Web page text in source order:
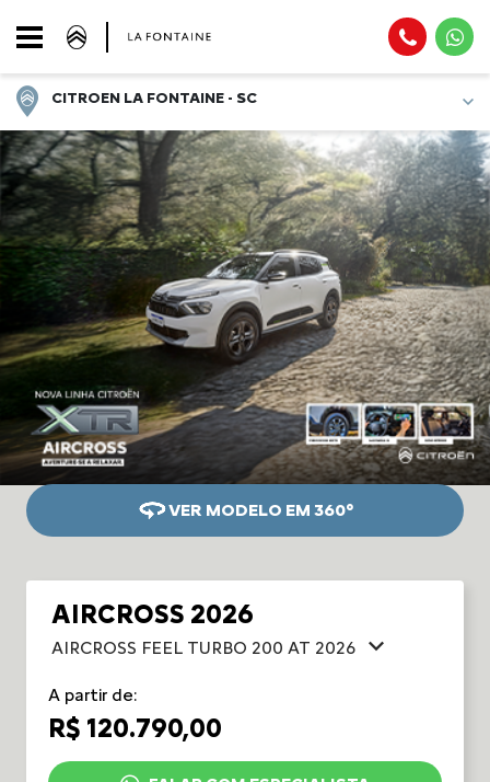
CITROEN LA FONTAINE - SC
VER MODELO EM 360°
AIRCROSS 2026
AIRCROSS FEEL TURBO 200 AT 2026
A partir de:
R$ 120.790,00